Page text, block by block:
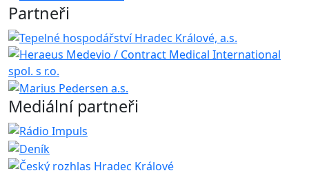
Partneři
Mediální partneři